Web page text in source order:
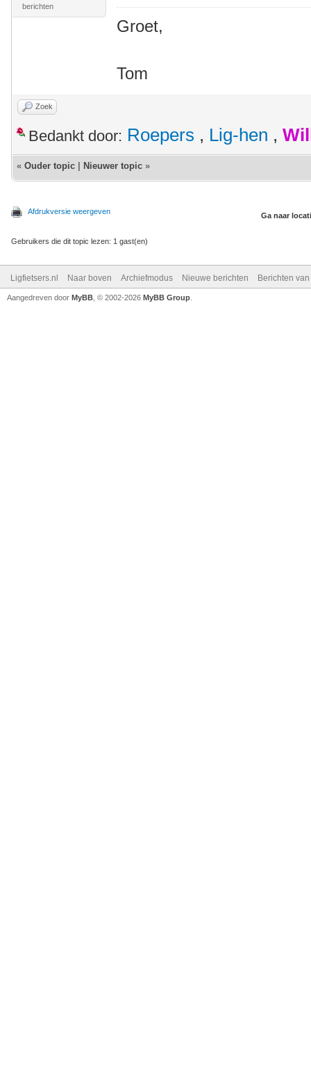
berichten
Groet,
Tom
Zoek
Bedankt door: Roepers , Lig-hen ,
« Ouder topic Nieuwer topic »
Afdrukversie weergeven Ga naar
Gebruikers die dit topic lezen: 1 gast(en)
Ligfietsers.nl Naar boven Archiefmodus Nieuwe berichten Berichten
Aangedreven door MyBB , © 2002-2026 MyBB Group